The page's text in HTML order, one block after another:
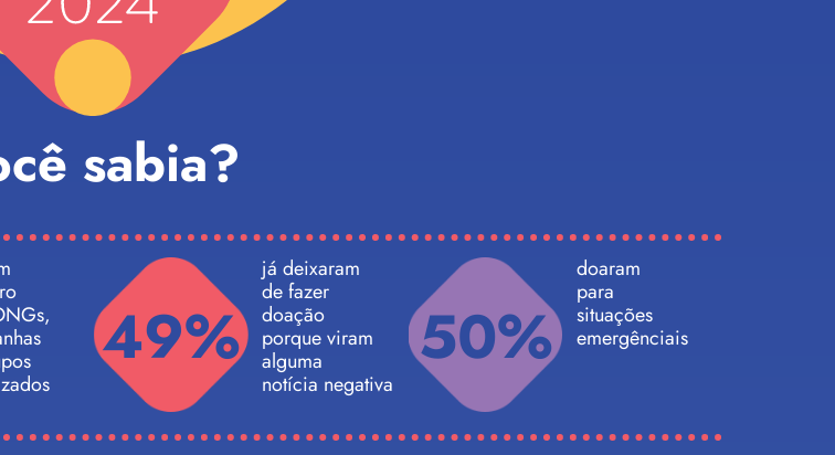
sabia?
49%
já deixaram
de fazer
doação
porque viram
alguma
notícia negativa
50%
doaram
para
situações
emergênciais